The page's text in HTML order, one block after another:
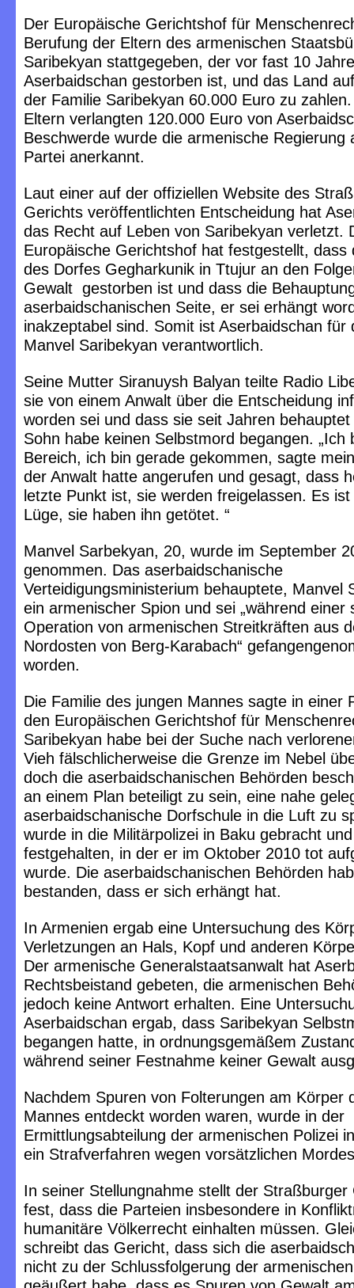
Der Europäische Gerichtshof für
Berufung der Eltern des armenischen
Saribekyan stattgegeben, der vor fast 10
Aserbaidschan gestorben ist, und das Land
der Familie Saribekyan 60.000 Euro zu
Eltern verlangten 120.000 Euro von
Beschwerde wurde die armenische Regierung
Partei anerkannt.
Laut einer auf der offiziellen Website des
Gerichts veröffentlichten Entscheidung hat
das Recht auf Leben von Saribekyan verletzt.
Europäische Gerichtshof hat festgestellt, dass
des Dorfes Gegharkunik in Ttujur an den
Gewalt gestorben ist und dass die
aserbaidschanischen Seite, er sei erhängt
inakzeptabel sind. Somit ist Aserbaidschan für
Manvel Saribekyan verantwortlich.
Seine Mutter Siranuysh Balyan teilte Radio
sie von einem Anwalt über die Entscheidung
worden sei und dass sie seit Jahren
Sohn habe keinen Selbstmord begangen. „Ich
Bereich, ich bin gerade gekommen, sagte
der Anwalt hatte angerufen und gesagt, dass
letzte Punkt ist, sie werden freigelassen. Es
Lüge, sie haben ihn getötet. “
Manvel Sarbekyan, 20, wurde im September
genommen. Das aserbaidschanische
Verteidigungsministerium behauptete, Manvel
ein armenischer Spion und sei „während einer
Operation von armenischen Streitkräften aus
Nordosten von Berg-Karabach“
worden.
Die Familie des jungen Mannes sagte in einer
den Europäischen Gerichtshof für
Saribekyan habe bei der Suche nach
Vieh fälschlicherweise die Grenze im Nebel
doch die aserbaidschanischen Behörden
an einem Plan beteiligt zu sein, eine nahe
aserbaidschanische Dorfschule in die Luft zu
wurde in die Militärpolizei in Baku gebracht
festgehalten, in der er im Oktober 2010 tot
wurde. Die aserbaidschanischen Behörden
bestanden, dass er sich erhängt hat.
In Armenien ergab eine Untersuchung des
Verletzungen an Hals, Kopf und anderen
Der armenische Generalstaatsanwalt hat
Rechtsbeistand gebeten, die armenischen
jedoch keine Antwort erhalten. Eine
Aserbaidschan ergab, dass Saribekyan
begangen hatte, in ordnungsgemäßem
während seiner Festnahme keiner Gewalt
Nachdem Spuren von Folterungen am Körper
Mannes entdeckt worden waren, wurde in der
Ermittlungsabteilung der armenischen Polizei
ein Strafverfahren wegen vorsätzlichen
In seiner Stellungnahme stellt der Straßburger
fest, dass die Parteien insbesondere in
humanitäre Völkerrecht einhalten müssen.
schreibt das Gericht, dass sich die
nicht zu der Schlussfolgerung der